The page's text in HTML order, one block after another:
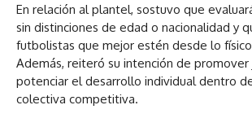
En relación al plantel, sostuvo que
sin distinciones de edad o nacionalidad y
futbolistas que mejor estén desde lo
Además, reiteró su intención de promover
potenciar el desarrollo individual dentro
colectiva competitiva.